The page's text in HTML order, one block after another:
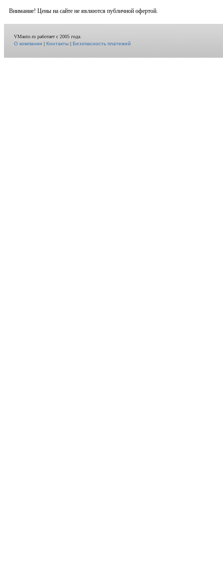
Внимание! Цены на сайте не являются публичной офертой.
VMauto.ru работает с 2005 года.
О компании|Контакты|Безопасность платежей